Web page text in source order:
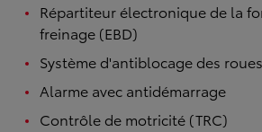
Répartiteur électronique de la
freinage (EBD)
Système d'antiblocage des
Alarme avec antidémarrage
Contrôle de motricité (TRC)